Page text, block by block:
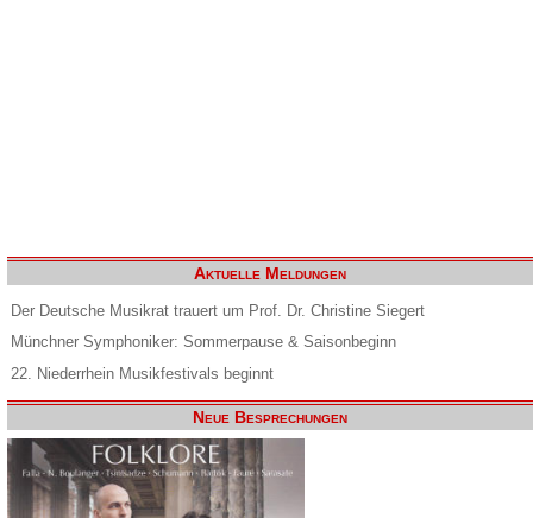
Aktuelle Meldungen
Der Deutsche Musikrat trauert um Prof. Dr. Christine Siegert
Münchner Symphoniker: Sommerpause & Saisonbeginn
22. Niederrhein Musikfestivals beginnt
Neue Besprechungen